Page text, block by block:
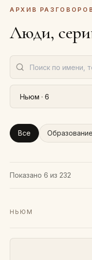
АРХИВ
Люди,
Все Образование
Показано 6 из 232
НЬЮМ